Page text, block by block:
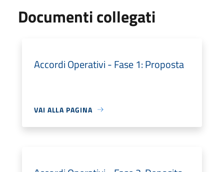
Documenti collegati
Accordi Operativi - Fase 1: Proposta
VAI ALLA PAGINA